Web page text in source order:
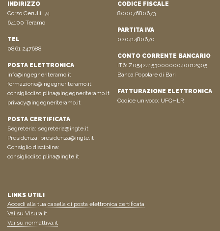
INDIRIZZO
Corso Cerulli, 74
64100 Teramo
TEL
0861 247688
POSTA ELETTRONICA
info@ingegneriteramo.it
formazione@ingegneriteramo.it
consigliodisciplina@ingegneriteramo.it
privacy@ingegneriteramo.it
POSTA CERTIFICATA
Segreteria: segreteria@ingte.it
Presidenza: presidenza@ingte.it
Consiglio disciplina:
consigliodisciplina@ingte.it
CODICE FISCALE
80007680673
PARTITA IVA
02041480670
CONTO CORRENTE BANCARIO
IT61Z0542415300000040012905
Banca Popolare di Bari
FATTURAZIONE ELETTRONICA
Codice univoco: UFQHLR
LINKS UTILI
Accedi alla tua casella di posta elettronica certificata
Vai su Visura.it
Vai su normattiva.it